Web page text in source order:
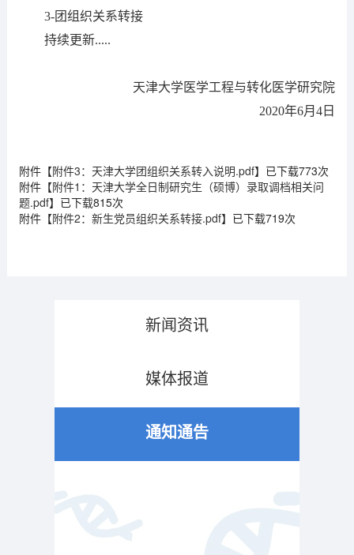
3-团组织关系转接
持续更新.....
天津大学医学工程与转化医学研究院
2020年6月4日
附件【附件3：天津大学团组织关系转入说明.pdf】已下载773次
附件【附件1：天津大学全日制研究生（硕博）录取调档相关问
题.pdf】已下载815次
附件【附件2：新生党员组织关系转接.pdf】已下载719次
新闻资讯
媒体报道
通知通告